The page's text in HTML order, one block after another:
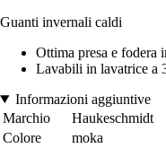
Guanti invernali caldi
Ottima presa e fodera
Lavabili in lavatrice a
Informazioni aggiuntive
Marchio
Haukeschmidt
Colore
moka